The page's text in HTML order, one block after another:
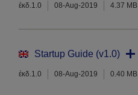
έκδ.1.0 08-Aug-2019 4.37 MB
Startup Guide (v1.0)
έκδ.1.0 08-Aug-2019 0.40 MB